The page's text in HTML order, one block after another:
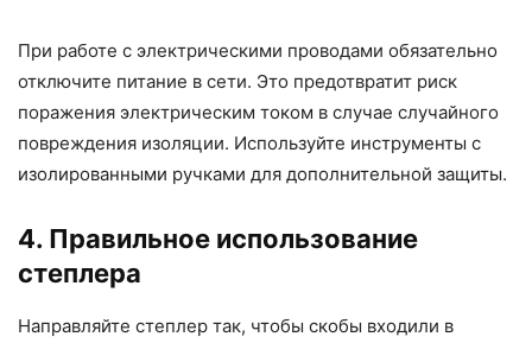
При работе с электрическими проводами обязательно
отключите питание в сети. Это предотвратит риск
поражения электрическим током в случае случайного
повреждения изоляции. Используйте инструменты с
изолированными ручками для дополнительной защиты.
4. Правильное использование
степлера
Направляйте степлер так, чтобы скобы входили в